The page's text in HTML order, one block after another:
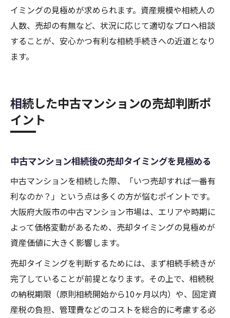
イミングの見極めが求められます。資産規模や相続人の
人数、売却の有無など、状況に応じて適切なプロへ相談
することが、安心かつ有利な相続手続きへの近道となり
ます。
相続した中古マンションの売却判断ポ
イント
中古マンション相続後の売却タイミングを見極める
中古マンションを相続した際、「いつ売却すれば一番有
利なのか？」という点は多くの方が悩むポイントです。
大阪府大阪市の中古マンション市場は、エリアや時期に
よって価格変動があるため、売却タイミングの見極めが
資産価値に大きく影響します。
売却タイミングを判断するためには、まず相続手続きが
完了していることが前提となります。その上で、相続税
の納税期限（原則相続開始から10ヶ月以内）や、固定資
産税の負担、管理費などのコストを総合的に考慮する必